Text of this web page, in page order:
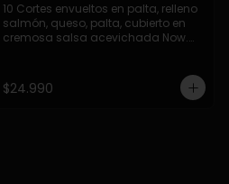
10 Cortes envueltos en palta, relleno
salmón, queso, palta, cubierto en
cremosa salsa acevichada Now.
palta, cubierto con topping de
chimichurri de la casa flambeado.
$24.990